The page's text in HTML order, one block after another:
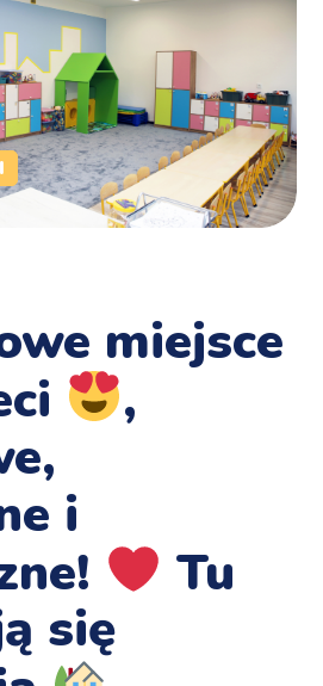
miejsce
,
i
Tu
się